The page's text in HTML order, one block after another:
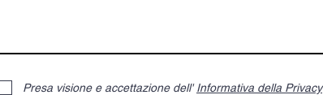
Presa visione e accettazione dell' Informativa della Privacy